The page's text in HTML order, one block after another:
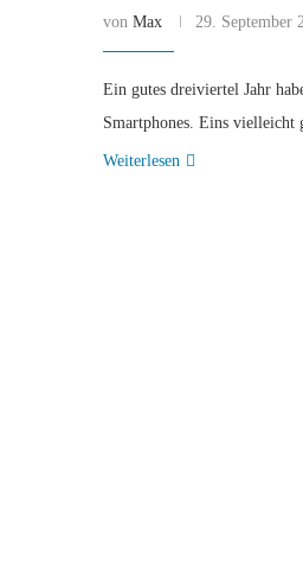
von Max 29. September
Ein gutes dreiviertel Jahr
Smartphones. Eins
Weiterlesen